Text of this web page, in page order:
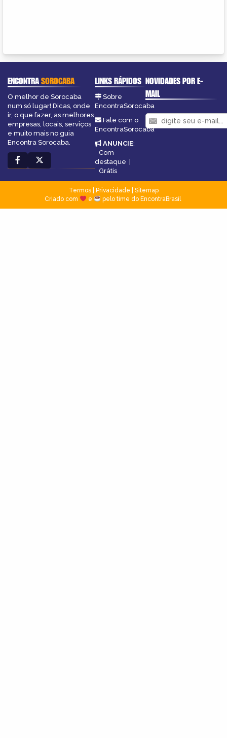
ENCONTRASOROCABA
O melhor de Sorocaba
num só lugar! Dicas, onde
ir, o que fazer, as melhores
empresas, locais, serviços
e muito mais no guia
Encontra Sorocaba.
LINKS RÁPIDOS
Sobre
EncontraSorocaba
Fale com o
EncontraSorocaba
ANUNCIE:
Com
destaque |
Grátis
NOVIDADES POR E-
MAIL
Termos| Privacidade
Sitemap
Criado com
e pelo time do EncontraBrasil